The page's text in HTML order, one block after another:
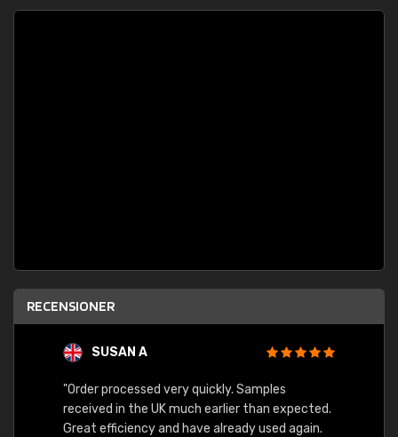
RECENSIONER
SUSAN A
"Order processed very quickly. Samples
received in the UK much earlier than expected.
Great efficiency and have already used again.